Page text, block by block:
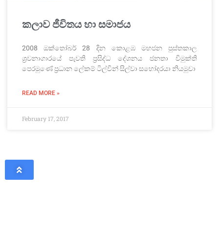
කලාව ජීවිතය හා සමාජය
2008 ඔක්තෝබර් 28 දින කොළඹ මහජන පුස්තකාල
ශ්‍රවනාගාරයේ පැවති ප්‍රසිද්ධ දේශනය ජනතා විමුක්ති
පෙරමුණේ ප්‍රධාන ලේකම් ටිල්වින් සිල්වා සහෝදරයා නියමුවා
READ MORE »
February 17, 2017